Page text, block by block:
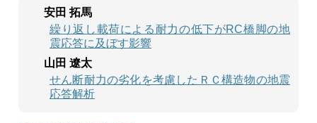
安田 拓馬
繰り返し載荷による耐力の低下がRC橋脚の地
震応答に及ぼす影響
山田 遼太
せん断耐力の劣化を考慮したＲＣ構造物の地震
応答解析